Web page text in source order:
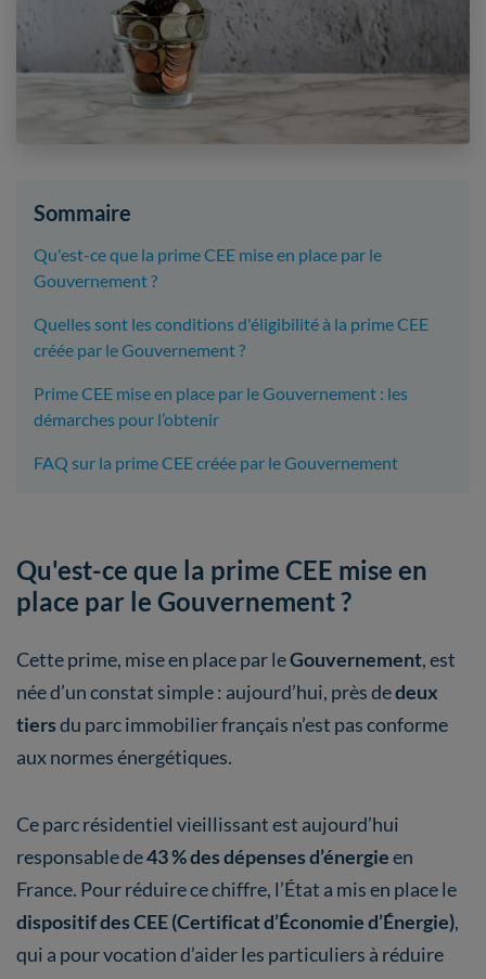
Sommaire
Qu'est-ce que la prime CEE mise en place par le
Gouvernement ?
Quelles sont les conditions d'éligibilité à la prime CEE
créée par le Gouvernement ?
Prime CEE mise en place par le Gouvernement : les
démarches pour l’obtenir
FAQ sur la prime CEE créée par le Gouvernement
Qu'est-ce que la prime CEE mise en
place par le Gouvernement ?
Cette prime, mise en place par leGouvernement, est
née d’un constat simple : aujourd’hui, près dedeux
tiersdu parc immobilier français n’est pas conforme
aux normes énergétiques.
Ce parc résidentiel vieillissant est aujourd’hui
responsable de43 % des dépenses d’énergieen
France. Pour réduire ce chiffre, l’État a mis en place le
dispositif des CEE (Certificat d’Économie d’Énergie),
qui a pour vocation d’aider les particuliers à réduire